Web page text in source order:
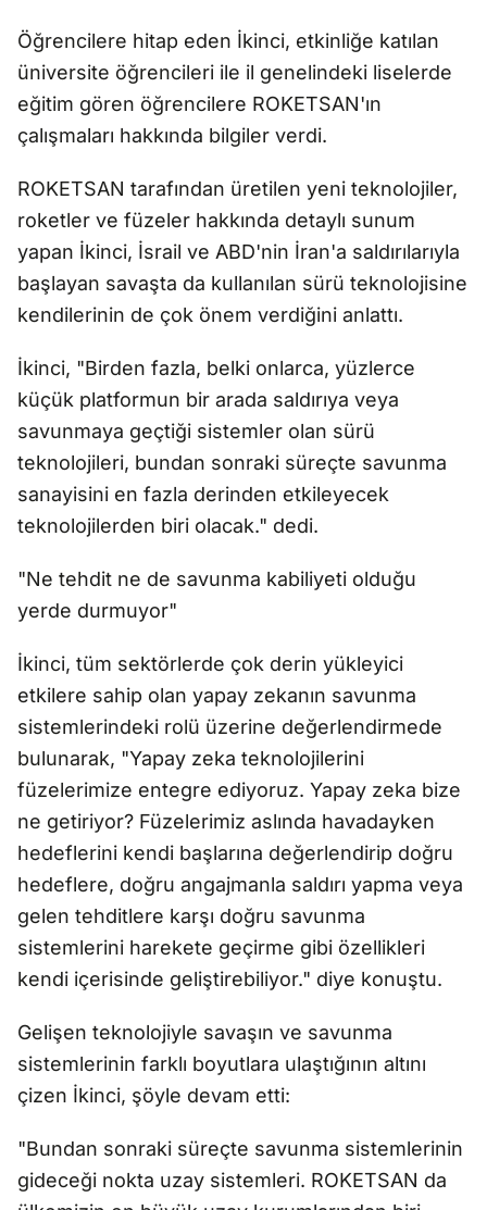
Öğrencilere hitap eden İkinci, etkinliğe katılan
üniversite öğrencileri ile il genelindeki liselerde
eğitim gören öğrencilere ROKETSAN'ın
çalışmaları hakkında bilgiler verdi.
ROKETSAN tarafından üretilen yeni teknolojiler,
roketler ve füzeler hakkında detaylı sunum
yapan İkinci, İsrail ve ABD'nin İran'a saldırılarıyla
başlayan savaşta da kullanılan sürü teknolojisine
kendilerinin de çok önem verdiğini anlattı.
İkinci, "Birden fazla, belki onlarca, yüzlerce
küçük platformun bir arada saldırıya veya
savunmaya geçtiği sistemler olan sürü
teknolojileri, bundan sonraki süreçte savunma
sanayisini en fazla derinden etkileyecek
teknolojilerden biri olacak." dedi.
"Ne tehdit ne de savunma kabiliyeti olduğu
yerde durmuyor"
İkinci, tüm sektörlerde çok derin yükleyici
etkilere sahip olan yapay zekanın savunma
sistemlerindeki rolü üzerine değerlendirmede
bulunarak, "Yapay zeka teknolojilerini
füzelerimize entegre ediyoruz. Yapay zeka bize
ne getiriyor? Füzelerimiz aslında havadayken
hedeflerini kendi başlarına değerlendirip doğru
hedeflere, doğru angajmanla saldırı yapma veya
gelen tehditlere karşı doğru savunma
sistemlerini harekete geçirme gibi özellikleri
kendi içerisinde geliştirebiliyor." diye konuştu.
Gelişen teknolojiyle savaşın ve savunma
sistemlerinin farklı boyutlara ulaştığının altını
çizen İkinci, şöyle devam etti:
"Bundan sonraki süreçte savunma sistemlerinin
gideceği nokta uzay sistemleri. ROKETSAN da